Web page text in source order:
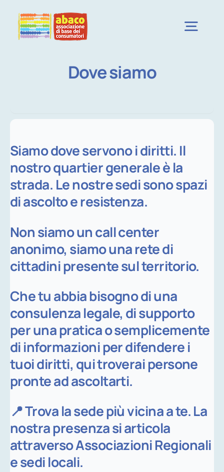
contenuto
CHI SIAMO
DOVE SIAMO
Dove siamo
Siamo dove servono i diritti. Il
nostro quartier generale è la
strada. Le nostre sedi sono spazi
di ascolto e resistenza.
Non siamo un call center
anonimo, siamo una rete di
cittadini presente sul territorio.
Che tu abbia bisogno di una
consulenza legale, di supporto
per una pratica o semplicemente
di informazioni per difendere i
tuoi diritti, qui troverai persone
pronte ad ascoltarti.
📍 Trova la sede più vicina a te. La
nostra presenza si articola
attraverso Associazioni Regionali
e sedi locali.